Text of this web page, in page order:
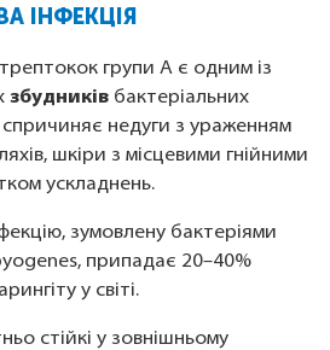
ІНФЕКЦІЯ
групи A є одним із
збудників бактеріальних
спричиняє недуги з ураженням
шкіри з місцевими гнійними
ускладнень.
зумовлену бактеріями
припадає 20–40%
у світі.
стійкі у зовнішньому